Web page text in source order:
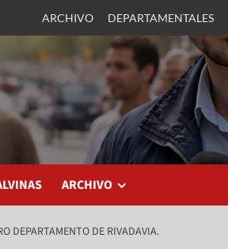
ARCHIVO DEPARTAMENTALES
ARCHIVO
DEPARTAMENTO DE RIVADAVIA.